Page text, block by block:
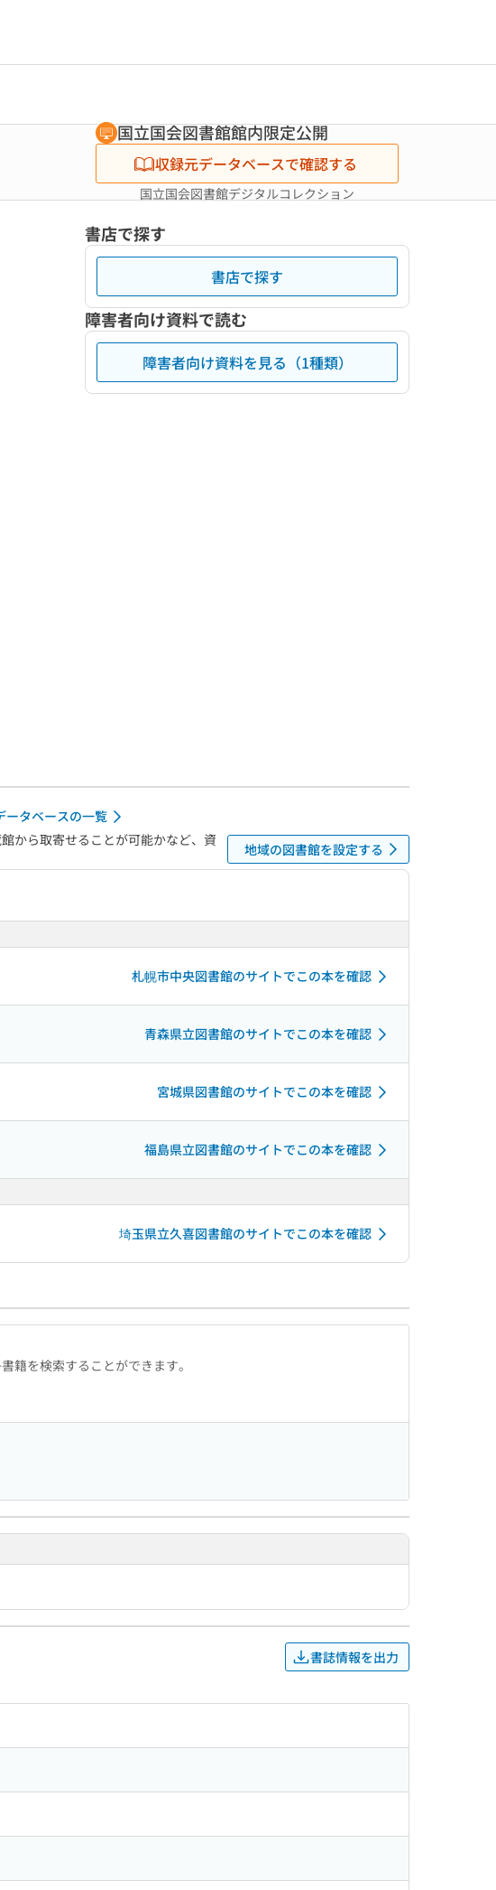
国立国会図書館館内限定公開
収録元データベースで確認する
国立国会図書館デジタルコレクション
書店で探す
書店で探す
障害者向け資料で読む
障害者向け資料を見る（1種類）
ータベースの一覧
から取寄せることが可能かなど、資
地域の図書館を設定する
札幌市中央図書館のサイトでこの本を確認
青森県立図書館のサイトでこの本を確認
宮城県図書館のサイトでこの本を確認
福島県立図書館のサイトでこの本を確認
埼玉県立久喜図書館のサイトでこの本を確認
籍を検索することができます。
書誌情報を出力